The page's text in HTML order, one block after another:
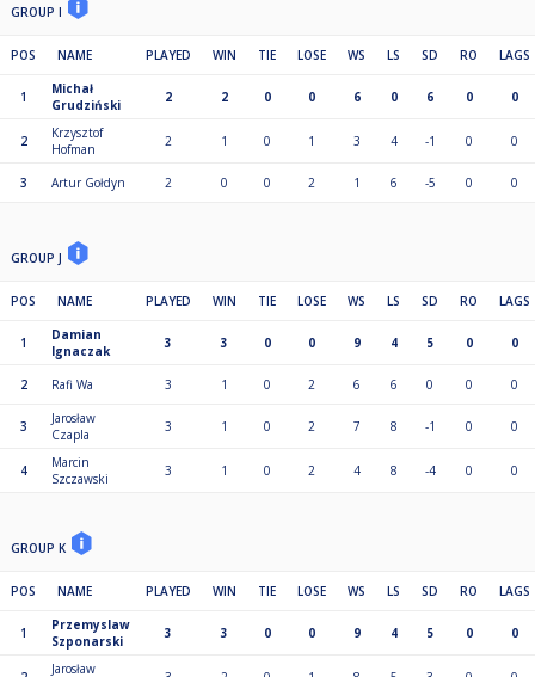
GROUP I
POS NAME PLAYED WIN TIE LOSE WS LS SD RO LAGS
1
Michał
Grudziński
2 2 0 0 6 0 6 0 0
2
Krzysztof
Hofman
2 1 0 1 3 4 -1 0 0
3 Artur Gołdyn 2 0 0 2 1 6 -5 0 0
GROUP J
POS NAME PLAYED WIN TIE LOSE WS LS SD RO LAGS
1
Damian
Ignaczak
3 3 0 0 9 4 5 0 0
2 Rafi Wa 3 1 0 2 6 6 0 0 0
3
Jarosław
Czapla
3 1 0 2 7 8 -1 0 0
4
Marcin
Szczawski
3 1 0 2 4 8 -4 0 0
GROUP K
POS NAME PLAYED WIN TIE LOSE WS LS SD RO LAGS
1
Przemyslaw
Szponarski
3 3 0 0 9 4 5 0 0
Jarosław